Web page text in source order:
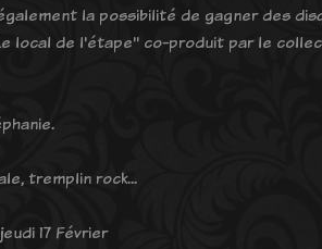
la possibilité de gagner des
local de l'étape" co-produit par le
tremplin rock...
17 Février